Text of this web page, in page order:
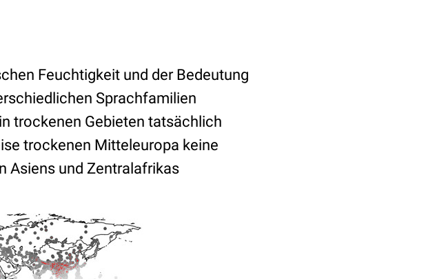
Feuchtigkeit und der Bedeutung
Sprachfamilien
trockenen Gebieten tatsächlich
trockenen Mitteleuropa keine
Asiens und Zentralafrikas